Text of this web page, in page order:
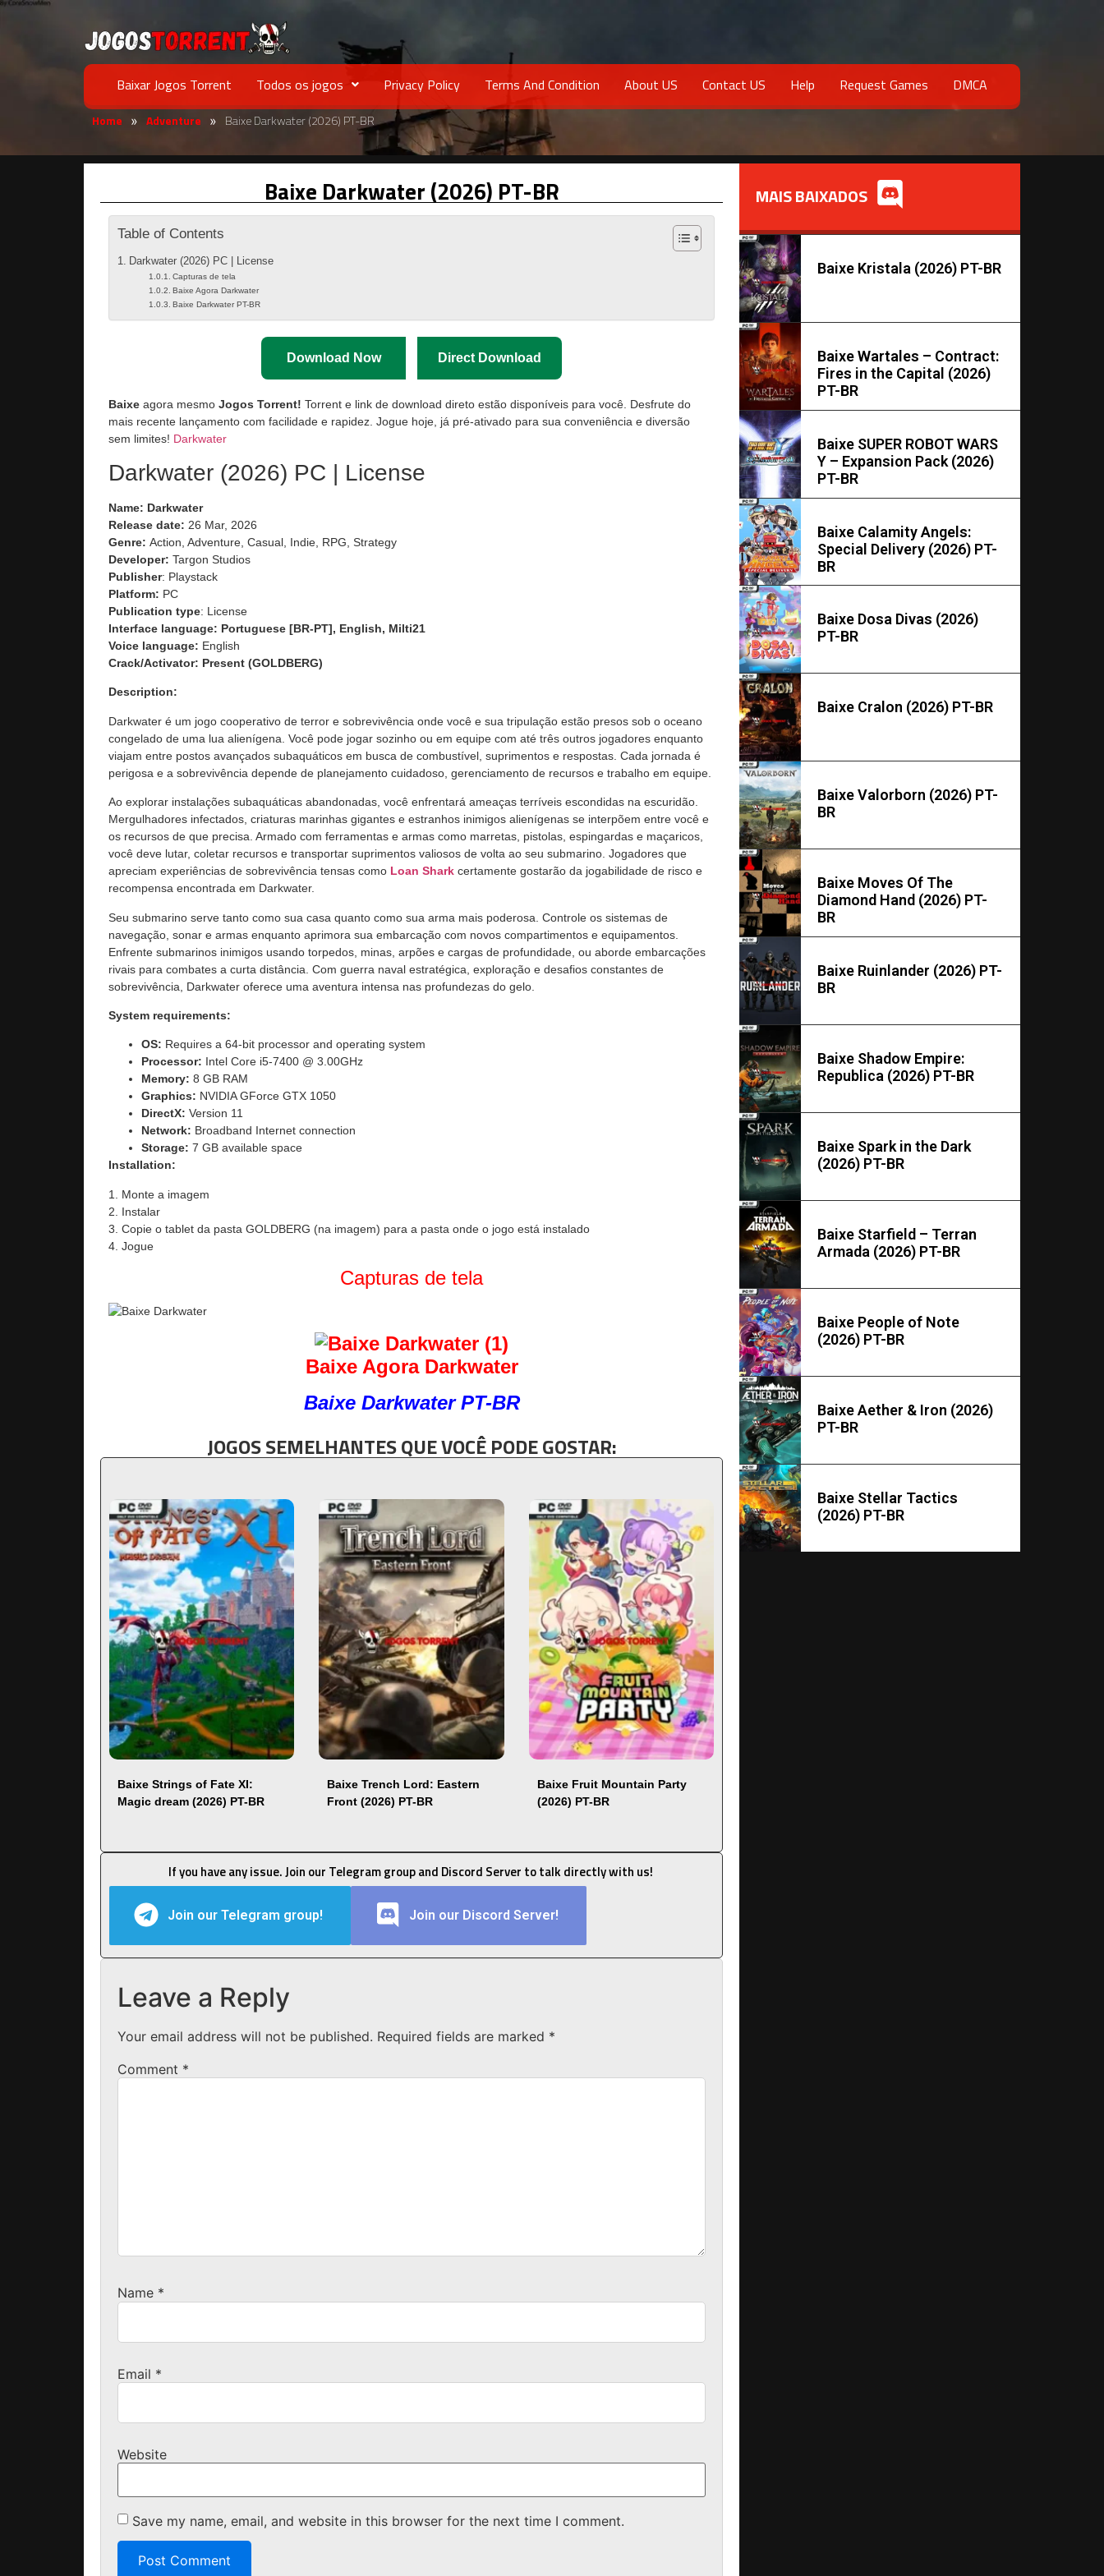
Baixar Jogos Torrent Todos os jogos Privacy Policy Terms And Condition About US Contact US Help Request Games DMCA
Home » Adventure » Baixe Darkwater (2026) PT-BR
Baixe Darkwater (2026) PT-BR
Table of Contents
Darkwater (2026) PC | License
Capturas de tela
Baixe Agora Darkwater
Baixe Darkwater PT-BR
Download Now Direct Download
Baixe agora mesmo Jogos Torrent! Torrent e link de download direto estão disponíveis para você. Desfrute do
mais recente lançamento com facilidade e rapidez. Jogue hoje, já pré-ativado para sua conveniência e diversão
sem limites! Darkwater
Darkwater (2026) PC | License
Name: Darkwater
Release date: 26 Mar, 2026
Genre: Action, Adventure, Casual, Indie, RPG, Strategy
Developer: Targon Studios
Publisher: Playstack
Platform: PC
Publication type: License
Interface language: Portuguese [BR-PT], English, Milti21
Voice language: English
Crack/Activator: Present (GOLDBERG)
Description:
Darkwater é um jogo cooperativo de terror e sobrevivência onde você e sua tripulação estão presos sob o oceano
congelado de uma lua alienígena. Você pode jogar sozinho ou em equipe com até três outros jogadores enquanto
viajam entre postos avançados subaquáticos em busca de combustível, suprimentos e respostas. Cada jornada é
perigosa e a sobrevivência depende de planejamento cuidadoso, gerenciamento de recursos e trabalho em equipe.
Ao explorar instalações subaquáticas abandonadas, você enfrentará ameaças terríveis escondidas na escuridão.
Mergulhadores infectados, criaturas marinhas gigantes e estranhos inimigos alienígenas se interpõem entre você e
os recursos de que precisa. Armado com ferramentas e armas como marretas, pistolas, espingardas e maçaricos,
você deve lutar, coletar recursos e transportar suprimentos valiosos de volta ao seu submarino. Jogadores que
apreciam experiências de sobrevivência tensas como Loan Shark certamente gostarão da jogabilidade de risco e
recompensa encontrada em Darkwater.
Seu submarino serve tanto como sua casa quanto como sua arma mais poderosa. Controle os sistemas de
navegação, sonar e armas enquanto aprimora sua embarcação com novos compartimentos e equipamentos.
Enfrente submarinos inimigos usando torpedos, minas, arpões e cargas de profundidade, ou aborde embarcações
rivais para combates a curta distância. Com guerra naval estratégica, exploração e desafios constantes de
sobrevivência, Darkwater oferece uma aventura intensa nas profundezas do gelo.
System requirements:
OS: Requires a 64-bit processor and operating system
Processor: Intel Core i5-7400 @ 3.00GHz
Memory: 8 GB RAM
Graphics: NVIDIA GForce GTX 1050
DirectX: Version 11
Network: Broadband Internet connection
Storage: 7 GB available space
Installation:
1. Monte a imagem
2. Instalar
3. Copie o tablet da pasta GOLDBERG (na imagem) para a pasta onde o jogo está instalado
4. Jogue
Capturas de tela
Baixe Agora Darkwater
Baixe Darkwater PT-BR
JOGOS SEMELHANTES QUE VOCÊ PODE GOSTAR:
Baixe Strings of Fate XI:
Magic dream (2026) PT-BR
Baixe Trench Lord: Eastern
Front (2026) PT-BR
Baixe Fruit Mountain Party
(2026) PT-BR
If you have any issue. Join our Telegram group and Discord Server to talk directly with us!
Join our Telegram group! Join our Discord Server!
Leave a Reply
Your email address will not be published. Required fields are marked *
Comment *
Name *
Email *
Website
Save my name, email, and website in this browser for the next time I comment.
MAIS BAIXADOS
Baixe Kristala (2026) PT-BR
Baixe Wartales – Contract:
Fires in the Capital (2026)
PT-BR
Baixe SUPER ROBOT WARS
Y – Expansion Pack (2026)
PT-BR
Baixe Calamity Angels:
Special Delivery (2026) PT-
BR
Baixe Dosa Divas (2026)
PT-BR
Baixe Cralon (2026) PT-BR
Baixe Valorborn (2026) PT-
BR
Baixe Moves Of The
Diamond Hand (2026) PT-
BR
Baixe Ruinlander (2026) PT-
BR
Baixe Shadow Empire:
Republica (2026) PT-BR
Baixe Spark in the Dark
(2026) PT-BR
Baixe Starfield – Terran
Armada (2026) PT-BR
Baixe People of Note
(2026) PT-BR
Baixe Aether & Iron (2026)
PT-BR
Baixe Stellar Tactics
(2026) PT-BR